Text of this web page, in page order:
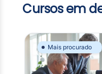
Cursos em
Mais procurado
Mais procurado